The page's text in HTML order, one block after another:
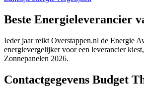
Beste Energieleverancier
Ieder jaar reikt Overstappen.nl de Energie
energievergelijker voor een leverancier
Zonnepanelen 2026.
Contactgegevens Budget